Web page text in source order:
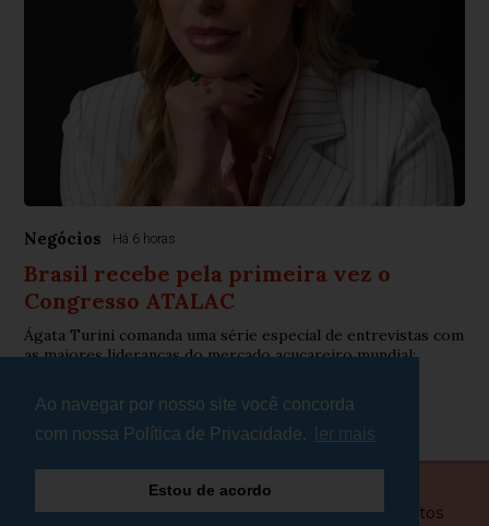
Ao navegar por nosso site você concorda
com nossa Política de Privacidade.
ler mais
Estou de acordo
Negócios Há 6 horas
Brasil recebe pela primeira vez o
Congresso ATALAC
Ágata Turini comanda uma série especial de entrevistas com
as maiores lideranças do mercado açucareiro mundial;
© Copyright 2026 - Plantão Minas - Todos os direitos